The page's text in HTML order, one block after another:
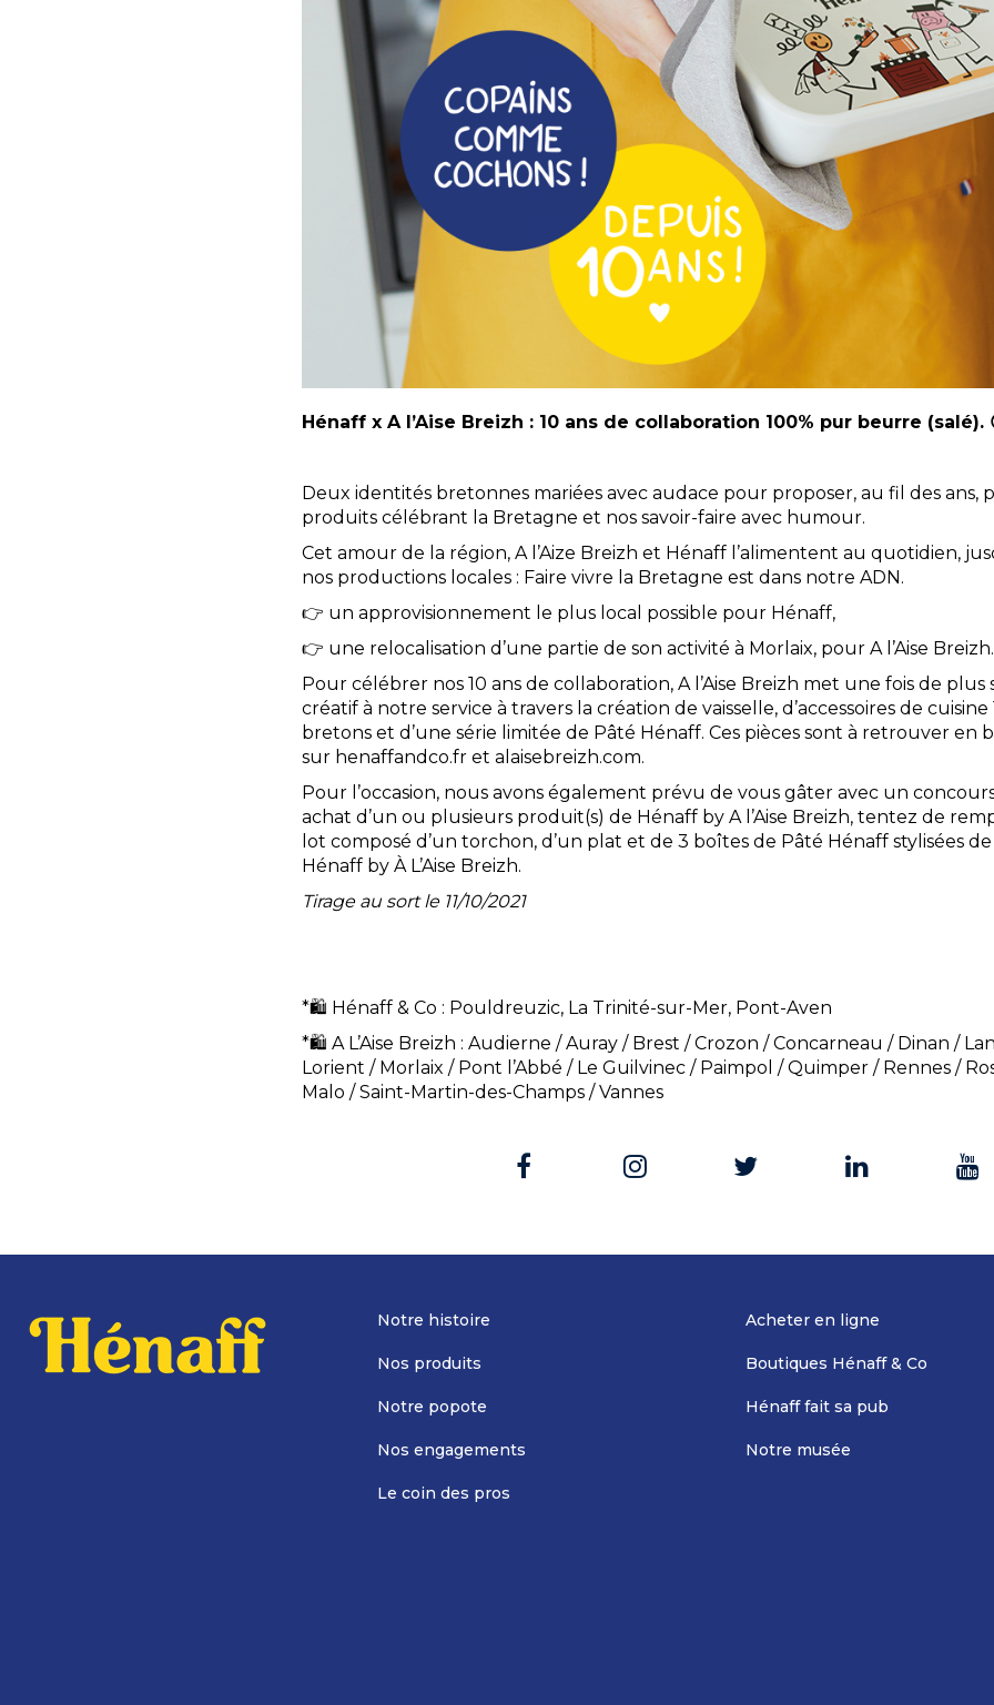
Hénaff x A l’Aise Breizh : 10 ans de collaboration 100% pur beurre (salé).
Deux identités bretonnes mariées avec audace pour proposer, au fil des ans,
produits célébrant la Bretagne et nos savoir-faire avec humour.
Cet amour de la région, A l’Aize Breizh et Hénaff l’alimentent au quotidien,
nos productions locales : Faire vivre la Bretagne est dans notre ADN.
👉 un approvisionnement le plus local possible pour Hénaff,
👉 une relocalisation d’une partie de son activité à Morlaix, pour A l’Aise Breizh.
Pour célébrer nos 10 ans de collaboration, A l’Aise Breizh met une fois de
créatif à notre service à travers la création de vaisselle, d’accessoires de cuisine
bretons et d’une série limitée de Pâté Hénaff. Ces pièces sont à retrouver en
sur henaffandco.fr et alaisebreizh.com.
Pour l’occasion, nous avons également prévu de vous gâter avec un
achat d’un ou plusieurs produit(s) de Hénaff by A l’Aise Breizh, tentez de
lot composé d’un torchon, d’un plat et de 3 boîtes de Pâté Hénaff stylisées
Hénaff by À L’Aise Breizh.
Tirage au sort le 11/10/2021
*🛍️ Hénaff & Co : Pouldreuzic, La Trinité-sur-Mer, Pont-Aven
*🛍️ A L’Aise Breizh : Audierne / Auray / Brest / Crozon / Concarneau / Dinan /
Lorient / Morlaix / Pont l’Abbé / Le Guilvinec / Paimpol / Quimper / Rennes /
Malo / Saint-Martin-des-Champs / Vannes
Notre histoire
Nos produits
Notre popote
Nos engagements
Le coin des pros
Acheter en ligne
Boutiques Hénaff & Co
Hénaff fait sa pub
Notre musée